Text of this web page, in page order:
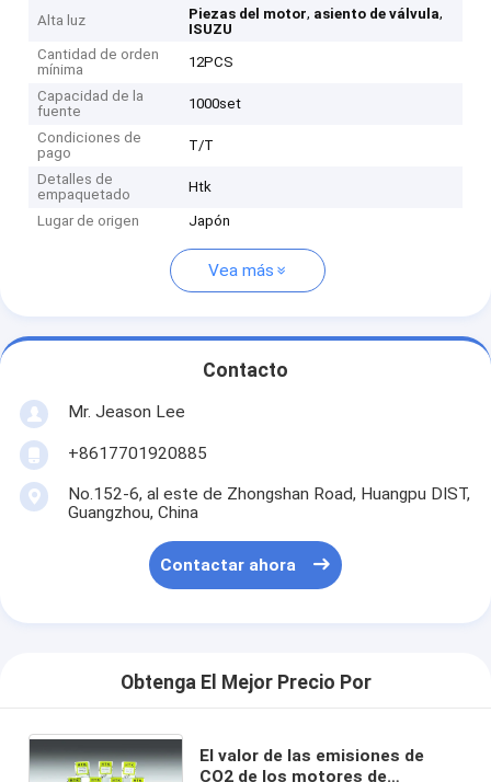
Alta luz Piezas del motor, asiento de válvula,
ISUZU
Cantidad de orden
mínima
12PCS
Capacidad de la
fuente
1000set
Condiciones de
pago
T/T
Detalles de
empaquetado
Htk
Lugar de origen Japón
Vea más
Contacto
Mr. Jeason Lee
+8617701920885
No.152-6, al este de Zhongshan Road, Huangpu DIST,
Guangzhou, China
Contactar ahora
Obtenga El Mejor Precio Por
El valor de las emisiones de
CO2 de los motores de